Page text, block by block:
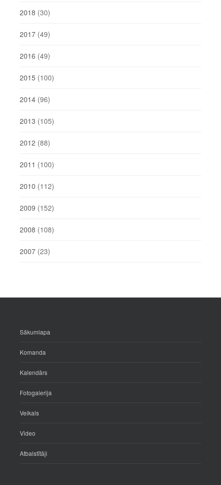
2018 (30)
2017 (49)
2016 (49)
2015 (100)
2014 (96)
2013 (105)
2012 (88)
2011 (100)
2010 (112)
2009 (152)
2008 (108)
2007 (23)
Sākumlapa
Komanda
Kalendārs
Fotogalerija
Veikals
Video
Atbalstītāji